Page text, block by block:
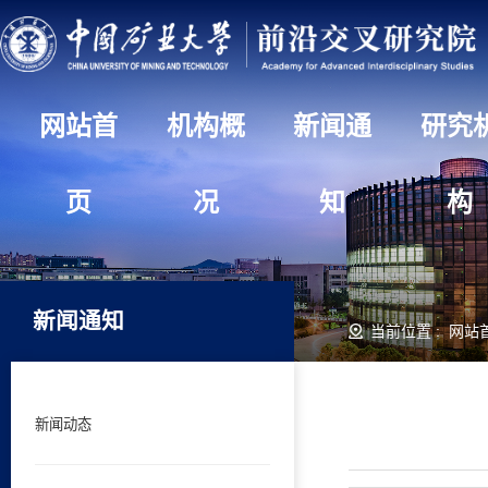
网站首
页
机构概
况
新闻通
知
研究
构
当前位置 :网站
新闻通知
新闻动态